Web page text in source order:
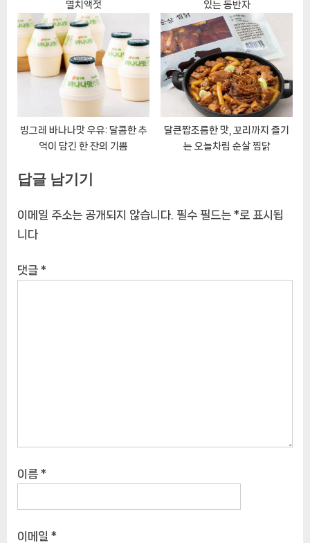
멸치액젓 있는 동반자
빙그레 바나나맛 우유: 달콤한 추
억이 담긴 한 잔의 기쁨
달큰짭조름한 맛, 꼬리까지 즐기
는 오늘차림 순살 찜닭
답글 남기기
이메일 주소는 공개되지 않습니다. 필수 필드는 *로 표시됩
니다
댓글 *
이름 *
이메일 *